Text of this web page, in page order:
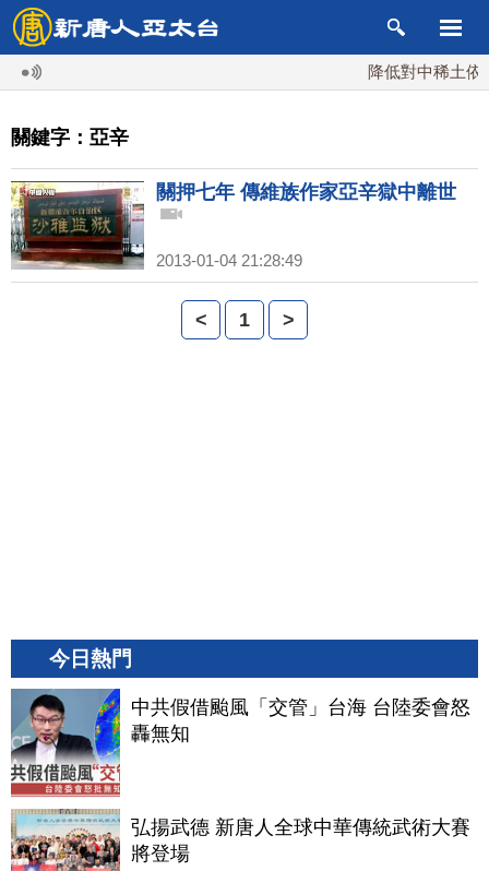
降低對中稀土依
關鍵字：亞辛
關押七年 傳維族作家亞辛獄中離世
2013-01-04 21:28:49
< 1 >
今日熱門
中共假借颱風「交管」台海 台陸委會怒
轟無知
弘揚武德 新唐人全球中華傳統武術大賽
將登場